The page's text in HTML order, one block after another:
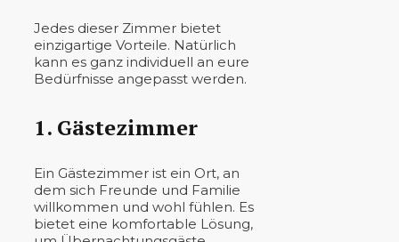
Jedes dieser Zimmer bietet
einzigartige Vorteile. Natürlich
kann es ganz individuell an eure
Bedürfnisse angepasst werden.
1. Gästezimmer
Ein Gästezimmer ist ein Ort, an
dem sich Freunde und Familie
willkommen und wohl fühlen. Es
bietet eine komfortable Lösung,